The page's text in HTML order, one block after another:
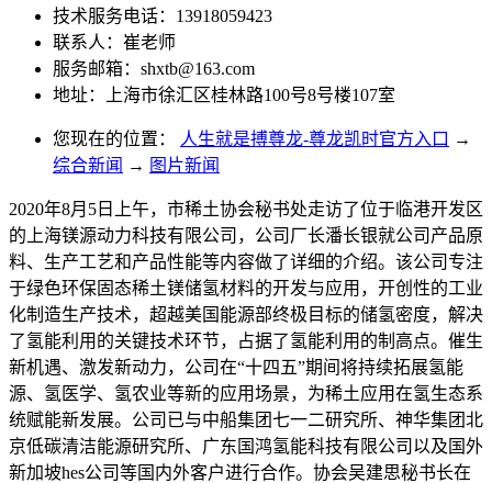
技术服务电话：13918059423
联系人：崔老师
服务邮箱： shxtb@163.com
地址：上海市徐汇区桂林路100号8号楼107室
您现在的位置： 人生就是搏尊龙-尊龙凯时官方入口 →
综合新闻 → 图片新闻
2020年8月5日上午，市稀土协会秘书处走访了位于临港开发区
的上海镁源动力科技有限公司，公司厂长潘长银就公司产品原
料、生产工艺和产品性能等内容做了详细的介绍。该公司专注
于绿色环保固态稀土镁储氢材料的开发与应用，开创性的工业
化制造生产技术，超越美国能源部终极目标的储氢密度，解决
了氢能利用的关键技术环节，占据了氢能利用的制高点。催生
新机遇、激发新动力，公司在“十四五”期间将持续拓展氢能
源、氢医学、氢农业等新的应用场景，为稀土应用在氢生态系
统赋能新发展。公司已与中船集团七一二研究所、神华集团北
京低碳清洁能源研究所、广东国鸿氢能科技有限公司以及国外
新加坡hes公司等国内外客户进行合作。协会吴建思秘书长在